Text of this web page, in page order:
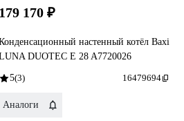
179 170 ₽
настенный котёл Baxi
DUOTEC E 28 A7720026
5(3) 16479694
Аналоги